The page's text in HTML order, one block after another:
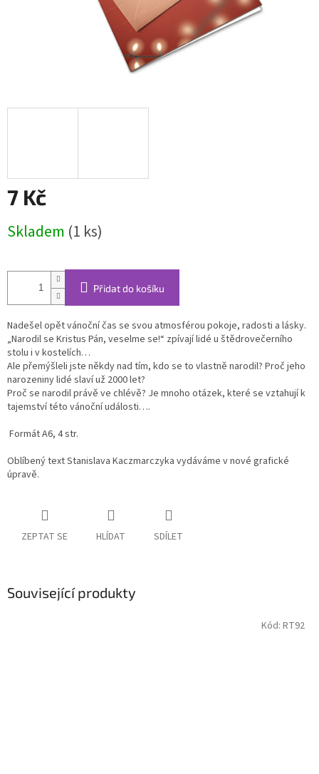
7 Kč
cena:
Skladem (1 ks)
Přidat do košíku
Nadešel opět vánoční čas se svou atmosférou pokoje, radosti a lásky.
„Narodil se Kristus Pán, veselme se!“ zpívají lidé u štědrovečerního
stolu i v kostelích…
Ale přemýšleli jste někdy nad tím, kdo se to vlastně narodil? Proč jeho
narozeniny lidé slaví už 2000 let?
Proč se narodil právě ve chlévě? Je mnoho otázek, které se vztahují k
tajemství této vánoční události….
Formát A6, 4 str.
Oblíbený text Stanislava Kaczmarczyka vydáváme v nové grafické
úpravě.
ZEPTAT SE HLÍDAT SDÍLET
Související produkty
Kód: RT92